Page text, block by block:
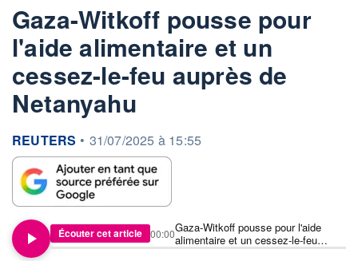
Gaza-Witkoff pousse pour
l'aide alimentaire et un
cessez-le-feu auprès de
Netanyahu
information fournie par
REUTERS • 31/07/2025 à 15:55
Écouter cet article
Gaza-Witkoff pousse pour l'aide
alimentaire et un cessez-le-feu
auprès de Netanyahu
00:00